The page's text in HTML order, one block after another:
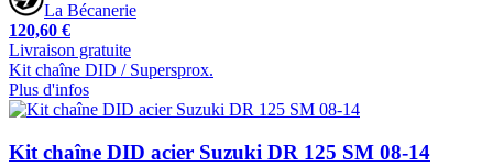
La Bécanerie
120,60 €
Livraison gratuite
Kit chaîne DID / Supersprox.
Plus d'infos
Kit chaîne DID acier Suzuki DR 125 SM 08-14